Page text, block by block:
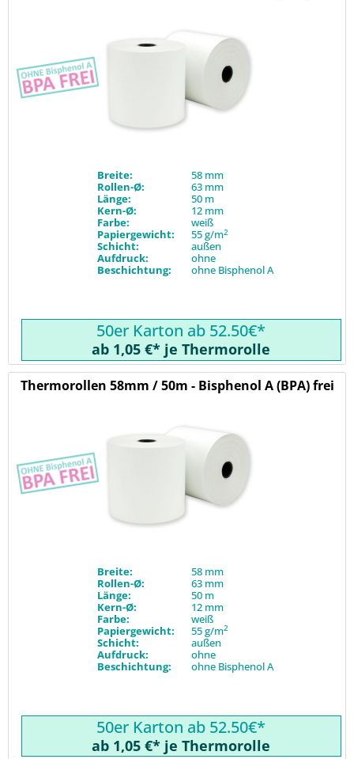
Breite:
58 mm
Rollen-Ø:
63 mm
Länge:
50 m
Kern-Ø:
12 mm
Farbe:
weiß
Papiergewicht:
55 g/m2
Schicht:
außen
Aufdruck:
ohne
Beschichtung:
ohne Bisphenol A
50er Karton ab 52.50€*
ab 1,05 €* je Thermorolle
Thermorollen 58mm / 50m - Bisphenol A (BPA) frei
Breite:
58 mm
Rollen-Ø:
63 mm
Länge:
50 m
Kern-Ø:
12 mm
Farbe:
weiß
Papiergewicht:
55 g/m2
Schicht:
außen
Aufdruck:
ohne
Beschichtung:
ohne Bisphenol A
50er Karton ab 52.50€*
ab 1,05 €* je Thermorolle